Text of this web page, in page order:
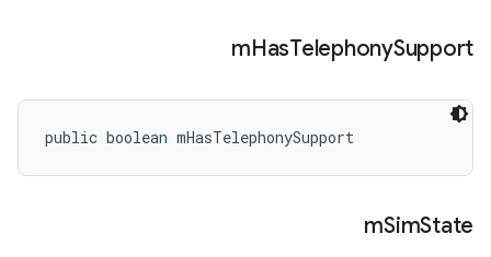
mHasTelephonySupport
public boolean mHasTelephonySupport
mSimState